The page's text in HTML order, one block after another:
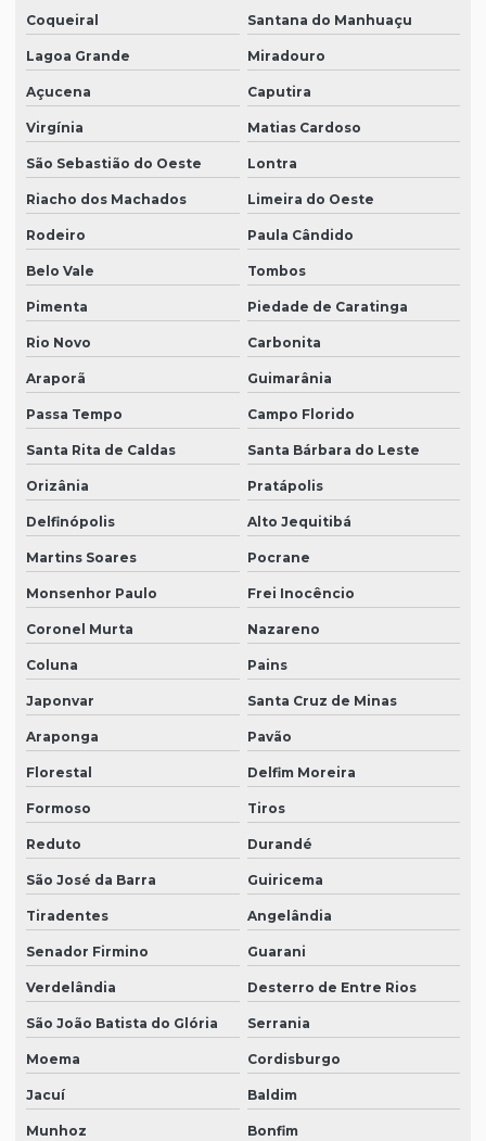
Coqueiral Santana do Manhuaçu
Lagoa Grande Miradouro
Açucena Caputira
Virgínia Matias Cardoso
São Sebastião do Oeste Lontra
Riacho dos Machados Limeira do Oeste
Rodeiro Paula Cândido
Belo Vale Tombos
Pimenta Piedade de Caratinga
Rio Novo Carbonita
Araporã Guimarânia
Passa Tempo Campo Florido
Santa Rita de Caldas Santa Bárbara do Leste
Orizânia Pratápolis
Delfinópolis Alto Jequitibá
Martins Soares Pocrane
Monsenhor Paulo Frei Inocêncio
Coronel Murta Nazareno
Coluna Pains
Japonvar Santa Cruz de Minas
Araponga Pavão
Florestal Delfim Moreira
Formoso Tiros
Reduto Durandé
São José da Barra Guiricema
Tiradentes Angelândia
Senador Firmino Guarani
Verdelândia Desterro de Entre Rios
São João Batista do Glória Serrania
Moema Cordisburgo
Jacuí Baldim
Munhoz Bonfim